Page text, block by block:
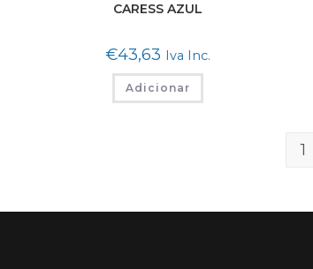
CARESS AZUL
€43,63 Iva Inc.
Adicionar
1